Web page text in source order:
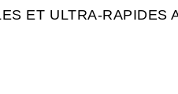
ET ULTRA-RAPIDES